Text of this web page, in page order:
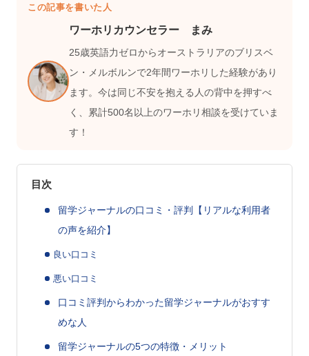
この記事を書いた人
ワーホリカウンセラー まみ
25歳英語力ゼロからオーストラリアのブリスベ
ン・メルボルンで2年間ワーホリした経験があり
ます。今は同じ不安を抱える人の背中を押すべ
く、累計500名以上のワーホリ相談を受けていま
す！
目次
留学ジャーナルの口コミ・評判【リアルな利用者
の声を紹介】
良い口コミ
悪い口コミ
口コミ評判からわかった留学ジャーナルがおすす
めな人
留学ジャーナルの5つの特徴・メリット